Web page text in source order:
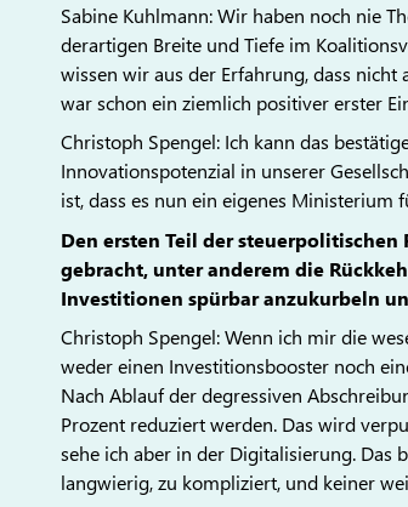
Sabine Kuhlmann: Wir haben noch nie
derartigen Breite und Tiefe im
wissen wir aus der Erfahrung, dass
war schon ein ziemlich positiver erster
Christoph Spengel: Ich kann das
Innovationspotenzial in unserer
ist, dass es nun ein eigenes Ministerium
Den ersten Teil der steuerpolitischen
gebracht, unter anderem die
Investitionen spürbar anzukurbeln
Christoph Spengel: Wenn ich mir die
weder einen Investitionsbooster noch
Nach Ablauf der degressiven
Prozent reduziert werden. Das wird
sehe ich aber in der Digitalisierung. Das
langwierig, zu kompliziert, und keiner